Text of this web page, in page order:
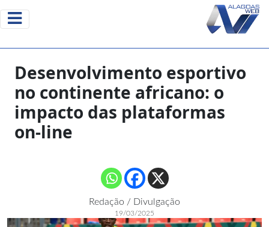
Desenvolvimento esportivo
no continente africano: o
impacto das plataformas
on-line
Redação / Divulgação
19/03/2025